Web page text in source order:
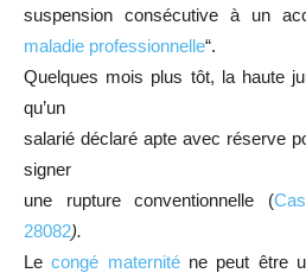
suspension consécutive à un
maladie professionnelle“.
Quelques mois plus tôt, la haute
qu’un
salarié déclaré apte avec réserve
signer
une rupture conventionnelle (
28082).
Lecongé materniténe peut être